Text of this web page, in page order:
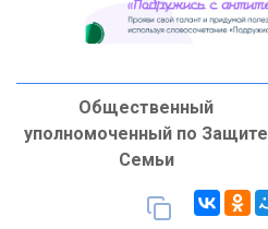
Общественный
уполномоченный по Защите
Семьи